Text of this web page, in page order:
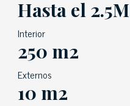
Hasta el 2.5M
Interior
250 m2
Externos
10 m2